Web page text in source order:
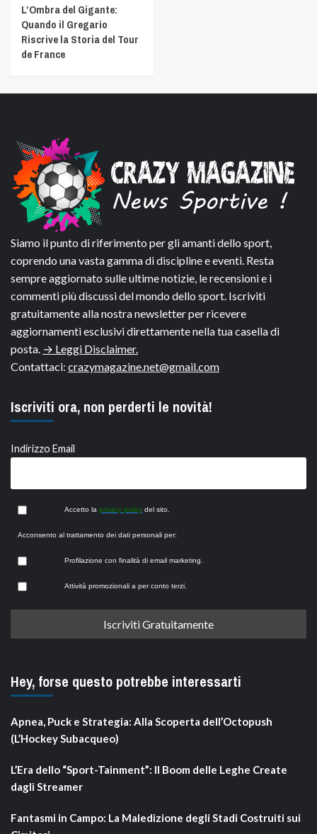
L’Ombra del Gigante:
Quando il Gregario
Riscrive la Storia del Tour
de France
Siamo il punto di riferimento per gli amanti dello sport,
coprendo una vasta gamma di discipline e eventi. Resta
sempre aggiornato sulle ultime notizie, le recensioni e i
commenti più discussi del mondo dello sport. Iscriviti
gratuitamente alla nostra newsletter per ricevere
aggiornamenti esclusivi direttamente nella tua casella di
posta. → Leggi Disclaimer.
Contattaci: crazymagazine.net@gmail.com
Iscriviti ora, non perderti le novità!
Indirizzo Email
Accetto la privacy policy del sito.
Acconsento al trattamento dei dati personali per:
Profilazione con finalità di email marketing.
Attività promozionali a per conto terzi.
Hey, forse questo potrebbe interessarti
Apnea, Puck e Strategia: Alla Scoperta dell’Octopush
(L’Hockey Subacqueo)
L’Era dello “Sport-Tainment”: Il Boom delle Leghe Create
dagli Streamer
Fantasmi in Campo: La Maledizione degli Stadi Costruiti sui